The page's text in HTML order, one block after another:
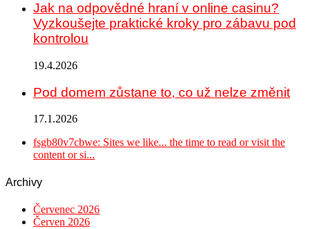
Jak na odpovědné hraní v online casinu?
Vyzkoušejte praktické kroky pro zábavu pod
kontrolou
19.4.2026
Pod domem zůstane to, co už nelze změnit
17.1.2026
fsgb80v7cbwe: Sites we like... the time to read or visit the
content or si...
Archivy
Červenec 2026
Červen 2026